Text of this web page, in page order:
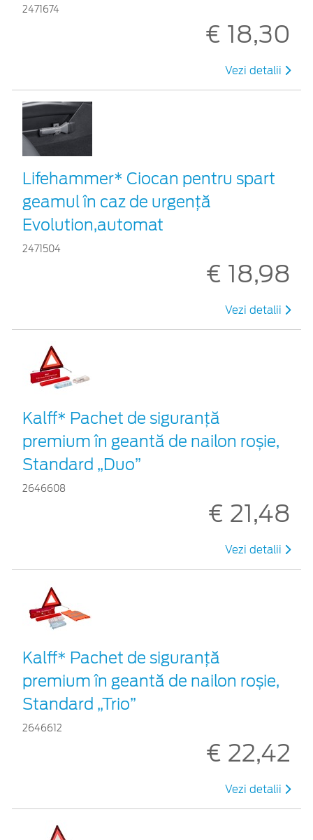
2471674
€ 18,30
Vezi detalii
Lifehammer* Ciocan pentru spart
geamul în caz de urgenţă
Evolution,automat
2471504
€ 18,98
Vezi detalii
Kalff* Pachet de siguranţă
premium în geantă de nailon roșie,
Standard „Duo”
2646608
€ 21,48
Vezi detalii
Kalff* Pachet de siguranţă
premium în geantă de nailon roșie,
Standard „Trio”
2646612
€ 22,42
Vezi detalii